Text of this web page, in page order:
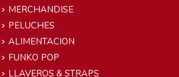
MERCHANDISE
PELUCHES
ALIMENTACION
FUNKO POP
LLAVEROS & STRAPS